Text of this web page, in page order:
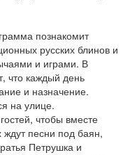
познакомит
русских блинов и
и играми. В
что каждый день
и назначение.
на улице.
чтобы вместе
ждут песни под баян,
Петрушка и